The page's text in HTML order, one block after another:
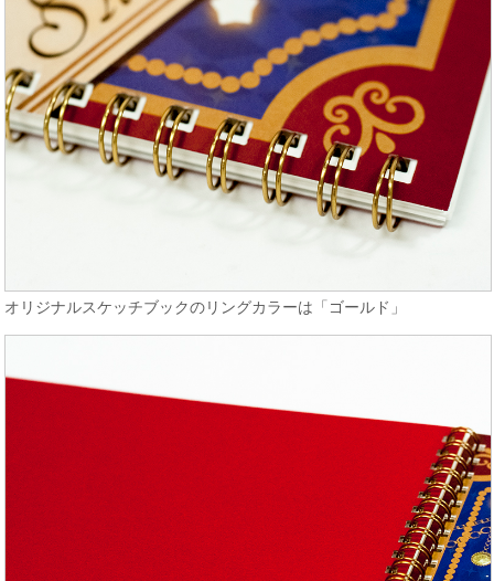
オリジナルスケッチブックのリングカラーは「ゴールド」